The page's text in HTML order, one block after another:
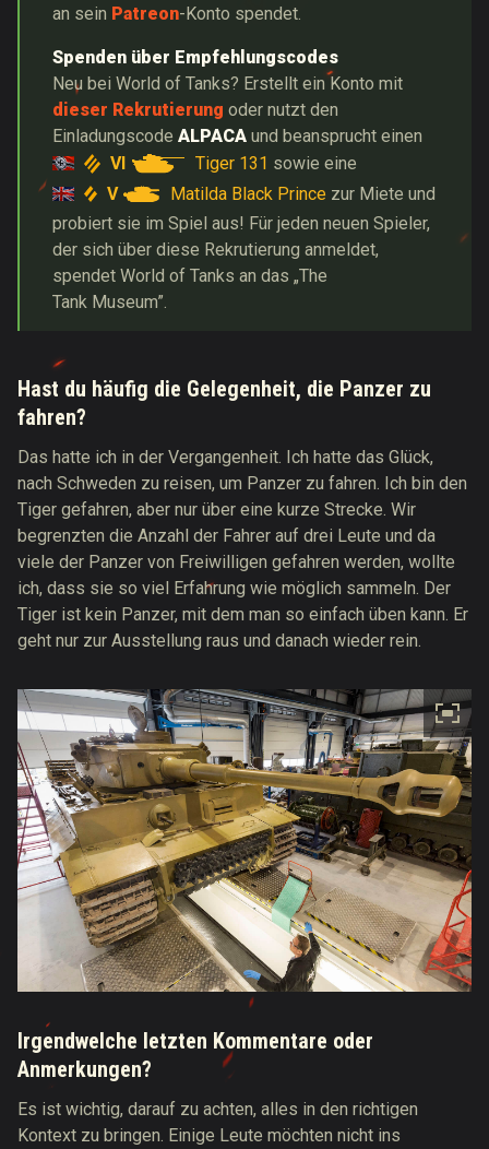
an sein Patreon-Konto spendet.
Spenden über Empfehlungscodes
Neu bei World of Tanks? Erstellt ein Konto mit
dieser Rekrutierung oder nutzt den
Einladungscode ALPACA und beansprucht einen
VI
Tiger 131 sowie eine
V
Matilda Black Prince zur Miete und
probiert sie im Spiel aus! Für jeden neuen Spieler,
der sich über diese Rekrutierung anmeldet,
spendet World of Tanks an das „The
Tank Museum”.
Hast du häufig die Gelegenheit, die Panzer zu
fahren?
Das hatte ich in der Vergangenheit. Ich hatte das Glück,
nach Schweden zu reisen, um Panzer zu fahren. Ich bin den
Tiger gefahren, aber nur über eine kurze Strecke. Wir
begrenzten die Anzahl der Fahrer auf drei Leute und da
viele der Panzer von Freiwilligen gefahren werden, wollte
ich, dass sie so viel Erfahrung wie möglich sammeln. Der
Tiger ist kein Panzer, mit dem man so einfach üben kann. Er
geht nur zur Ausstellung raus und danach wieder rein.
Irgendwelche letzten Kommentare oder
Anmerkungen?
Es ist wichtig, darauf zu achten, alles in den richtigen
Kontext zu bringen. Einige Leute möchten nicht ins